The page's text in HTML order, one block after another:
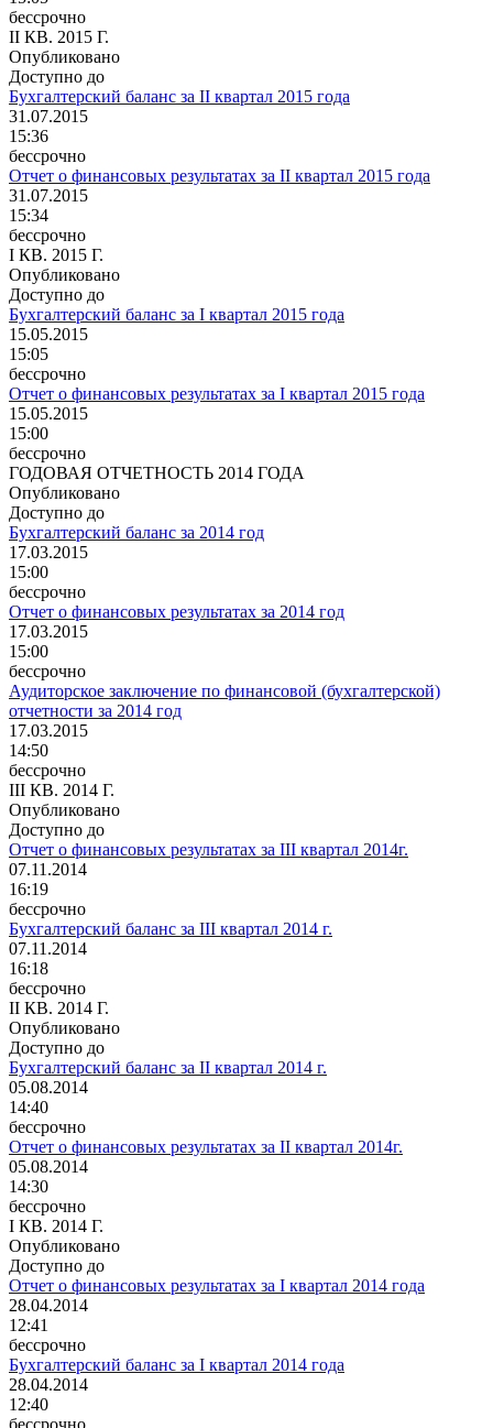
бессрочно
II КВ. 2015 Г.
Опубликовано
Доступно до
Бухгалтерский баланс за II квартал 2015 года
31.07.2015
15:36
бессрочно
Отчет о финансовых результатах за II квартал 2015 года
31.07.2015
15:34
бессрочно
I КВ. 2015 Г.
Опубликовано
Доступно до
Бухгалтерский баланс за I квартал 2015 года
15.05.2015
15:05
бессрочно
Отчет о финансовых результатах за I квартал 2015 года
15.05.2015
15:00
бессрочно
ГОДОВАЯ ОТЧЕТНОСТЬ 2014 ГОДА
Опубликовано
Доступно до
Бухгалтерский баланс за 2014 год
17.03.2015
15:00
бессрочно
Отчет о финансовых результатах за 2014 год
17.03.2015
15:00
бессрочно
Аудиторское заключение по финансовой (бухгалтерской)
отчетности за 2014 год
17.03.2015
14:50
бессрочно
III КВ. 2014 Г.
Опубликовано
Доступно до
Отчет о финансовых результатах за III квартал 2014г.
07.11.2014
16:19
бессрочно
Бухгалтерский баланс за III квартал 2014 г.
07.11.2014
16:18
бессрочно
II КВ. 2014 Г.
Опубликовано
Доступно до
Бухгалтерский баланс за II квартал 2014 г.
05.08.2014
14:40
бессрочно
Отчет о финансовых результатах за II квартал 2014г.
05.08.2014
14:30
бессрочно
I КВ. 2014 Г.
Опубликовано
Доступно до
Отчет о финансовых результатах за I квартал 2014 года
28.04.2014
12:41
бессрочно
Бухгалтерский баланс за I квартал 2014 года
28.04.2014
12:40
бессрочно